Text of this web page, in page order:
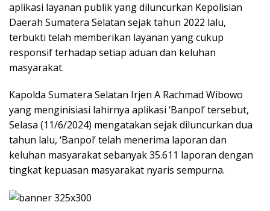
aplikasi layanan publik yang diluncurkan Kepolisian
Daerah Sumatera Selatan sejak tahun 2022 lalu,
terbukti telah memberikan layanan yang cukup
responsif terhadap setiap aduan dan keluhan
masyarakat.
Kapolda Sumatera Selatan Irjen A Rachmad Wibowo
yang menginisiasi lahirnya aplikasi ‘Banpol’ tersebut,
Selasa (11/6/2024) mengatakan sejak diluncurkan dua
tahun lalu, ‘Banpol’ telah menerima laporan dan
keluhan masyarakat sebanyak 35.611 laporan dengan
tingkat kepuasan masyarakat nyaris sempurna.